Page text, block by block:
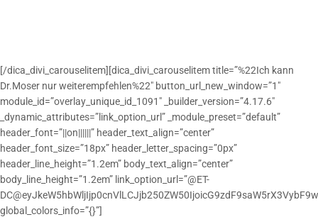
[/dica_divi_carouselitem][dica_divi_carouselitem title=”%22Ich kann
Dr.Moser nur weiterempfehlen%22″ button_url_new_window=”1″
module_id=”overlay_unique_id_1091″ _builder_version=”4.17.6″
_dynamic_attributes=”link_option_url” _module_preset=”default”
header_font=”||on||||||” header_text_align=”center”
header_font_size=”18px” header_letter_spacing=”0px”
header_line_height=”1.2em” body_text_align=”center”
body_line_height=”1.2em” link_option_url=”@ET-
global_colors_info=”{}”]